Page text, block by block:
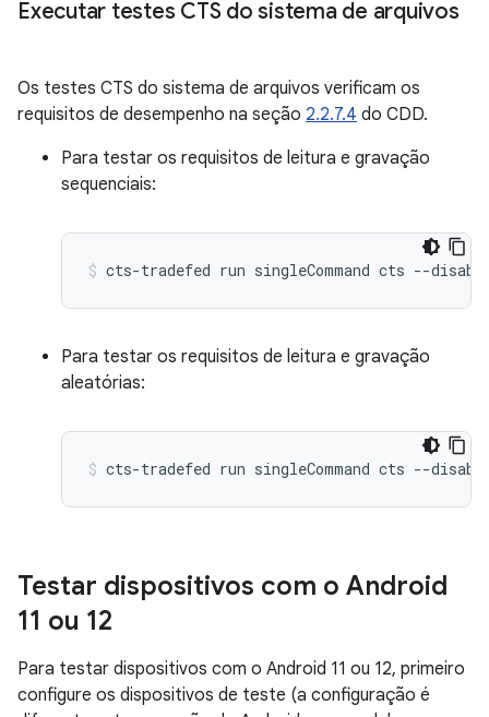
Executar testes CTS do sistema de arquivos
Os testes CTS do sistema de arquivos verificam os
requisitos de desempenho na seção 2.2.7.4 do CDD.
Para testar os requisitos de leitura e gravação
sequenciais:
cts-tradefed run singleCommand cts --
Para testar os requisitos de leitura e gravação
aleatórias:
cts-tradefed run singleCommand cts --
Testar dispositivos com o Android
11 ou 12
Para testar dispositivos com o Android 11 ou 12, primeiro
configure os dispositivos de teste (a configuração é